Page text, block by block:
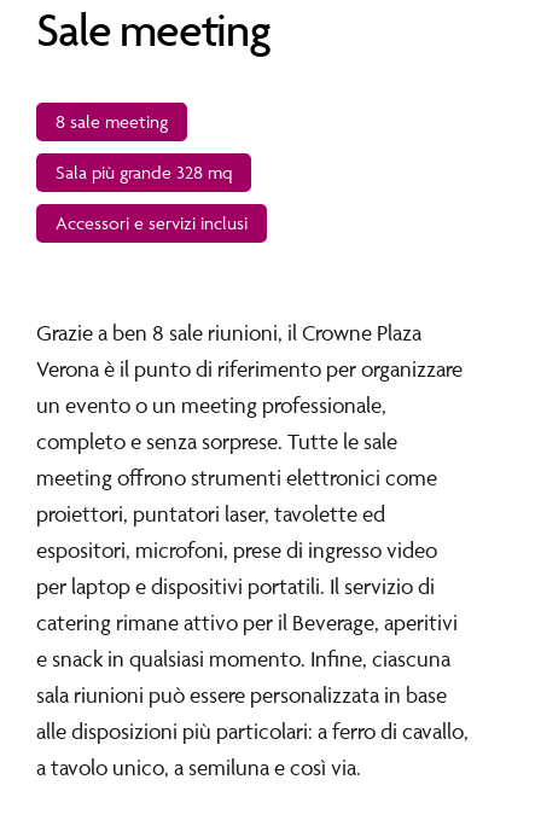
Sale meeting
8 sale meeting
Sala più grande 328 mq
Accessori e servizi inclusi
Grazie a ben 8 sale riunioni, il Crowne Plaza
Verona è il punto di riferimento per organizzare
un evento o un meeting professionale,
completo e senza sorprese. Tutte le sale
meeting offrono strumenti elettronici come
proiettori, puntatori laser, tavolette ed
espositori, microfoni, prese di ingresso video
per laptop e dispositivi portatili. Il servizio di
catering rimane attivo per il Beverage, aperitivi
e snack in qualsiasi momento. Infine, ciascuna
sala riunioni può essere personalizzata in base
alle disposizioni più particolari: a ferro di cavallo,
a tavolo unico, a semiluna e così via.